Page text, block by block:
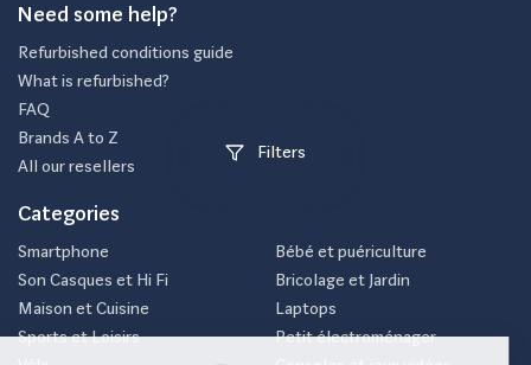
Filters
Need some help?
Refurbished conditions guide
What is refurbished?
FAQ
Brands A to Z
All our resellers
Categories
Smartphone
Son Casques et Hi Fi
Maison et Cuisine
Sports et Loisirs
Bébé et puériculture
Bricolage et Jardin
Laptops
Petit électroménager